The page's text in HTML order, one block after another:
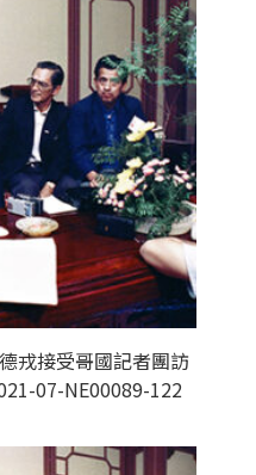
戎接受哥國記者團訪
07-NE00089-122